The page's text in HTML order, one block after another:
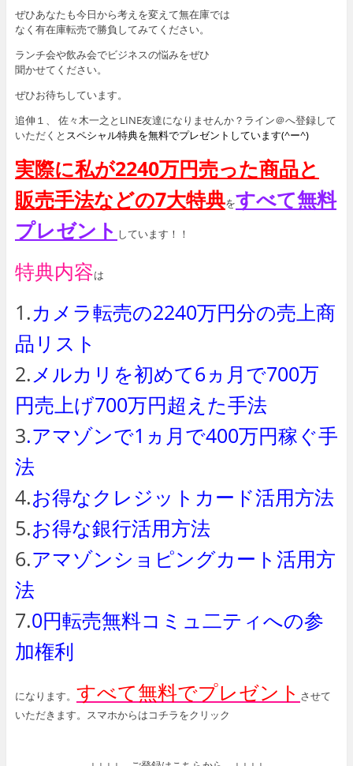
ぜひあなたも今日から考えを変えて無在庫では
なく有在庫転売で勝負してみてください。
ランチ会や飲み会でビジネスの悩みをぜひ
聞かせてください。
ぜひお待ちしています。
追伸１、 佐々木一之とLINE友達になりませんか？ライン＠へ登録して
いただくと スペシャル特典を無料でプレゼントしています(^ー^)
実際に私が2240万円売った商品と
販売手法などの7大特典をすべて無料
プレゼント しています！！
特典内容は
1.カメラ転売の2240万円分の売上商
品リスト
2. メルカリを初めて6ヵ月で700万
円売上げ700万円超えた手法
3.アマゾンで1ヵ月で400万円稼ぐ手
法
4.お得なクレジットカード活用方法
5.お得な銀行活用方法
6.アマゾンショピングカート活用方
法
7.0円転売無料コミュ二ティへの参
加権利
になります。 すべて無料でプレゼント させて
いただきます。スマホからはコチラをクリック